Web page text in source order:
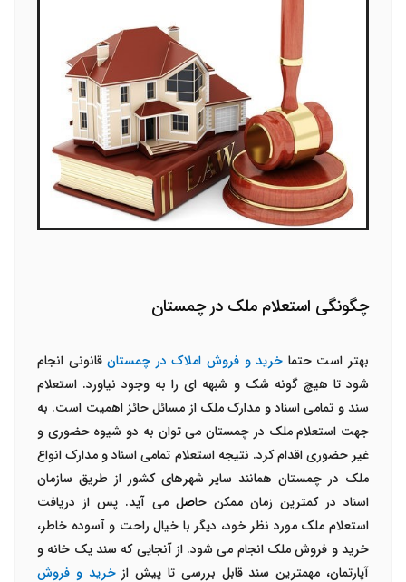
چگونگی استعلام ملک در چمستان
بهتر است حتما خرید و فروش املاک در چمستانقانونی انجام
شود تا هیچ گونه شک و شبهه ای را به وجود نیاورد. استعلام
سند و تمامی اسناد و مدارک ملک از مسائل حائز اهمیت است. به
جهت استعلام ملک در چمستان می توان به دو شیوه حضوری و
غیر حضوری اقدام کرد. نتیجه استعلام تمامی اسناد و مدارک انواع
ملک در چمستان همانند سایر شهرهای کشور از طریق سازمان
اسناد در کمترین زمان ممکن حاصل می آید. پس از دریافت
استعلام ملک مورد نظر خود، دیگر با خیال راحت و آسوده خاطر،
خرید و فروش ملک انجام می شود. از آنجایی که سند یک خانه و
آپارتمان، مهمترین سند قابل بررسی تا پیش ازخرید و فروش